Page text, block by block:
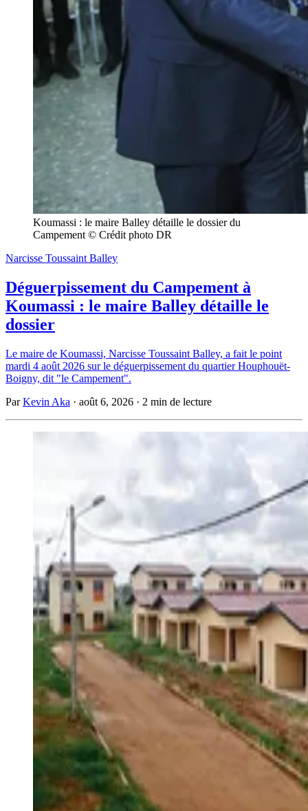
Koumassi : le maire Balley détaille le dossier du
Campement © Crédit photo DR
Narcisse Toussaint Balley
Déguerpissement du Campement à
Koumassi : le maire Balley détaille le
dossier
Le maire de Koumassi, Narcisse Toussaint Balley, a fait le point
mardi 4 août 2026 sur le déguerpissement du quartier Houphouët-
Boigny, dit "le Campement".
ParKevin Aka · août 6, 2026 · 2 min de lecture